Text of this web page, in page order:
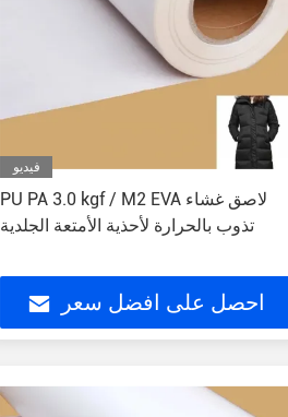
فيديو
PU PA 3.0 kgf / M2 EVA لاصق غشاء
تذوب بالحرارة لأحذية الأمتعة الجلدية
احصل على افضل سعر